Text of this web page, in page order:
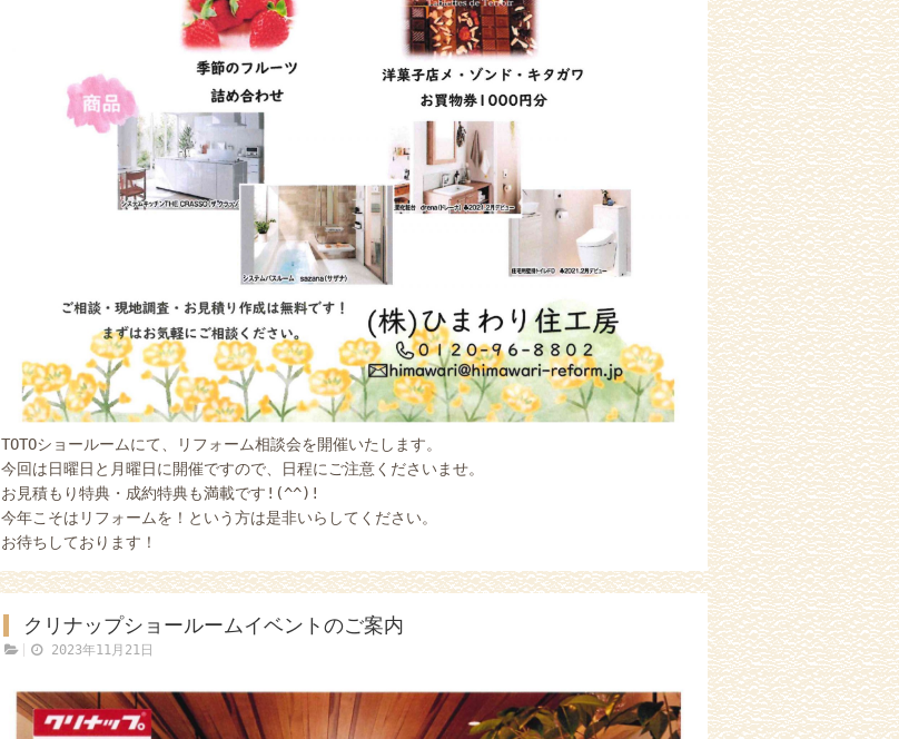
TOTOショールームにて、リフォーム相談会を開催いたします。
今回は日曜日と月曜日に開催ですので、日程にご注意くださいませ。
お見積もり特典・成約特典も満載です!(^^)!
今年こそはリフォームを！という方は是非いらしてください。
お待ちしております！
クリナップショールームイベントのご案内
2023年11月21日